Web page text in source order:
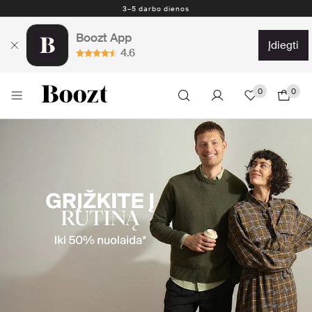
Nemokamas grąžinimas per 30 dienų
Boozt App
4.6
įdiegti
0 0